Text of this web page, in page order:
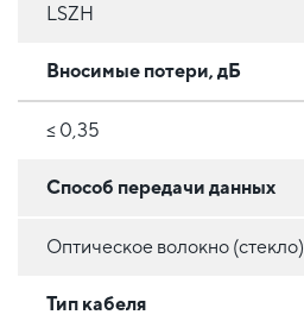
LSZH
Вносимые потери, дБ
≤ 0,35
Способ передачи данных
Оптическое волокно (стекло)
Тип кабеля